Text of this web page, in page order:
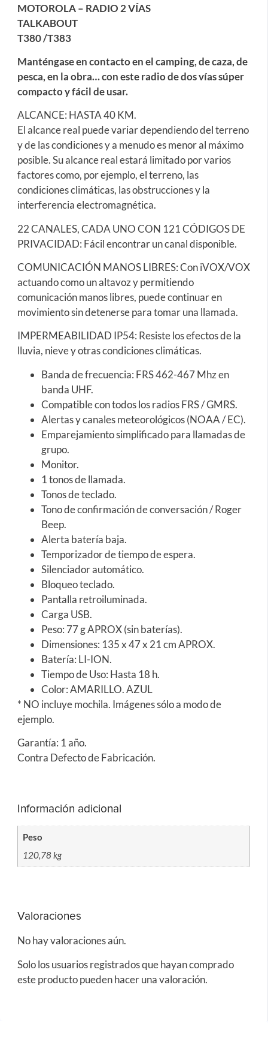
MOTOROLA – RADIO 2 VÍAS
TALKABOUT
T380 /T383
Manténgase en contacto en el camping, de caza, de
pesca, en la obra… con este radio de dos vías súper
compacto y fácil de usar.
ALCANCE: HASTA 40 KM.
El alcance real puede variar dependiendo del terreno
y de las condiciones y a menudo es menor al máximo
posible. Su alcance real estará limitado por varios
factores como, por ejemplo, el terreno, las
condiciones climáticas, las obstrucciones y la
interferencia electromagnética.
22 CANALES, CADA UNO CON 121 CÓDIGOS DE
PRIVACIDAD: Fácil encontrar un canal disponible.
COMUNICACIÓN MANOS LIBRES: Con iVOX/VOX
actuando como un altavoz y permitiendo
comunicación manos libres, puede continuar en
movimiento sin detenerse para tomar una llamada.
IMPERMEABILIDAD IP54: Resiste los efectos de la
lluvia, nieve y otras condiciones climáticas.
Banda de frecuencia: FRS 462-467 Mhz en
banda UHF.
Compatible con todos los radios FRS / GMRS.
Alertas y canales meteorológicos (NOAA / EC).
Emparejamiento simplificado para llamadas de
grupo.
Monitor.
1 tonos de llamada.
Tonos de teclado.
Tono de confirmación de conversación / Roger
Beep.
Alerta batería baja.
Temporizador de tiempo de espera.
Silenciador automático.
Bloqueo teclado.
Pantalla retroiluminada.
Carga USB.
Peso: 77 g APROX (sin baterías).
Dimensiones: 135 x 47 x 21 cm APROX.
Batería: LI-ION.
Tiempo de Uso: Hasta 18 h.
Color: AMARILLO. AZUL
* NO incluye mochila. Imágenes sólo a modo de
ejemplo.
Garantía: 1 año.
Contra Defecto de Fabricación.
Información adicional
Peso
120,78 kg
Valoraciones
No hay valoraciones aún.
Solo los usuarios registrados que hayan comprado
este producto pueden hacer una valoración.